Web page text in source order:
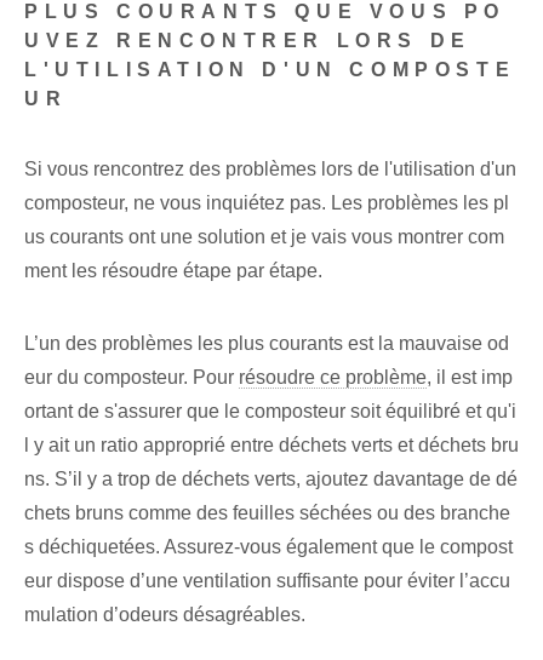
PLUS COURANTS QUE VOUS PO
UVEZ RENCONTRER LORS DE
L'UTILISATION D'UN COMPOSTE
UR
Si vous rencontrez des problèmes lors de l'utilisation d'un
composteur, ne vous inquiétez pas. Les problèmes les pl
us courants ont une solution et je vais vous montrer com
ment les résoudre étape par étape.
L’un des problèmes les plus courants est la mauvaise od
eur du composteur. Pour résoudre ce problème, il est imp
ortant de s'assurer que le composteur soit équilibré et qu'i
l y ait un ratio approprié entre déchets verts et déchets bru
ns. S’il y a trop de déchets verts, ajoutez davantage de dé
chets bruns comme des feuilles séchées ou des branche
s déchiquetées. Assurez-vous également que le compost
eur dispose d’une ventilation suffisante pour éviter l’accu
mulation d’odeurs désagréables.